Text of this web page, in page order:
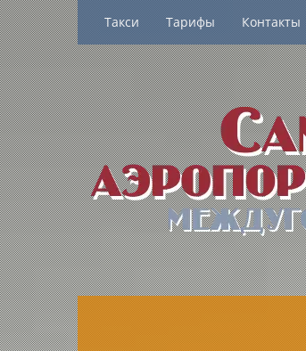
Такси Тарифы Контакты